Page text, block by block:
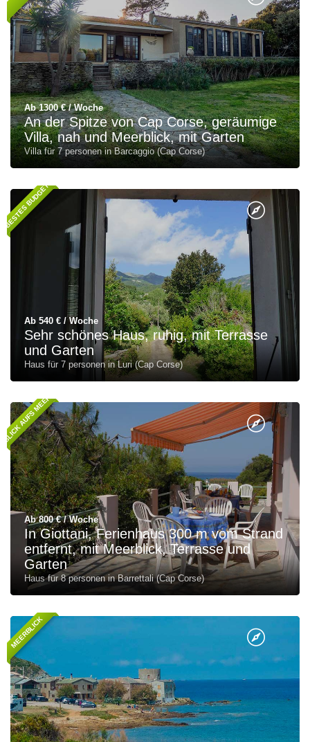
Ab 1300 € / Woche
An der Spitze von Cap Corse, geräumige
Villa, nah und Meerblick, mit Garten
Villa für 7 personen in Barcaggio (Cap Corse)
BESTES BUDGET
Ab 540 € / Woche
Sehr schönes Haus, ruhig, mit Terrasse
und Garten
Haus für 7 personen in Luri (Cap Corse)
BLICK AUFS MEER
Ab 800 € / Woche
In Giottani, Ferienhaus 300 m vom Strand
entfernt, mit Meerblick, Terrasse und
Garten
Haus für 8 personen in Barrettali (Cap Corse)
MEERBLICK